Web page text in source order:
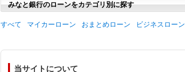
みなと銀行のローンをカテゴリ別に探す
すべて マイカーローン おまとめローン ビジネスローン
当サイトについて